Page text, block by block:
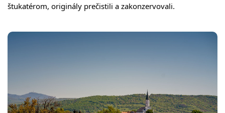
štukatérom, originály prečistili a zakonzervovali.